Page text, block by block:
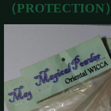
（PROTECTION）